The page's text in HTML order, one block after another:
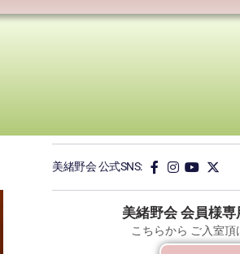
美緒野会 公式SNS:
美緒野会 会員様専
こちらから ご入室頂